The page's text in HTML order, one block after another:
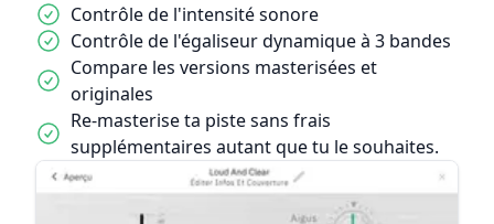
Contrôle de l'intensité sonore
Contrôle de l'égaliseur dynamique à 3 bandes
Compare les versions masterisées et
originales
Re-masterise ta piste sans frais
supplémentaires autant que tu le souhaites.